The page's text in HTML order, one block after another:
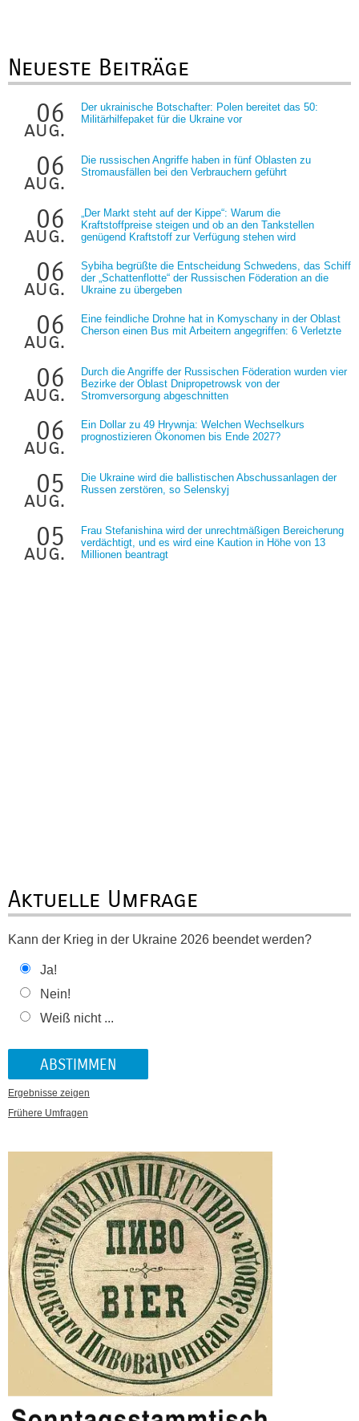
Neueste Beiträge
06
aug.
Der ukrainische Botschafter: Polen bereitet das 50:
Militärhilfepaket für die Ukraine vor
06
aug.
Die russischen Angriffe haben in fünf Oblasten zu
Stromausfällen bei den Verbrauchern geführt
06
aug.
„Der Markt steht auf der Kippe“: Warum die
Kraftstoffpreise steigen und ob an den Tankstellen
genügend Kraftstoff zur Verfügung stehen wird
06
aug.
Sybiha begrüßte die Entscheidung Schwedens, das Schiff
der „Schattenflotte“ der Russischen Föderation an die
Ukraine zu übergeben
06
aug.
Eine feindliche Drohne hat in Komyschany in der Oblast
Cherson einen Bus mit Arbeitern angegriffen: 6 Verletzte
06
aug.
Durch die Angriffe der Russischen Föderation wurden vier
Bezirke der Oblast Dnipropetrowsk von der
Stromversorgung abgeschnitten
06
aug.
Ein Dollar zu 49 Hrywnja: Welchen Wechselkurs
prognostizieren Ökonomen bis Ende 2027?
05
aug.
Die Ukraine wird die ballistischen Abschussanlagen der
Russen zerstören, so Selenskyj
05
aug.
Frau Stefanishina wird der unrechtmäßigen Bereicherung
verdächtigt, und es wird eine Kaution in Höhe von 13
Millionen beantragt
Aktuelle Umfrage
Kann der Krieg in der Ukraine 2026 beendet werden?
Ja!
Nein!
Weiß nicht ...
Ergebnisse zeigen
Frühere Umfragen